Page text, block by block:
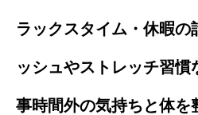
ラックスタイム・休暇の
ッシュやストレッチ習
事時間外の気持ちと体を